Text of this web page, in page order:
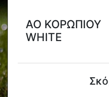
ΑΟ ΚΟΡΩΠΙΟΥ
WHITE